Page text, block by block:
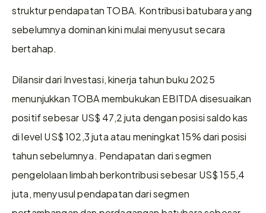
struktur pendapatan TOBA. Kontribusi batubara yang
sebelumnya dominan kini mulai menyusut secara
bertahap.
Dilansir dari Investasi, kinerja tahun buku 2025
menunjukkan TOBA membukukan EBITDA disesuaikan
positif sebesar US$ 47,2 juta dengan posisi saldo kas
di level US$ 102,3 juta atau meningkat 15% dari posisi
tahun sebelumnya. Pendapatan dari segmen
pengelolaan limbah berkontribusi sebesar US$ 155,4
juta, menyusul pendapatan dari segmen